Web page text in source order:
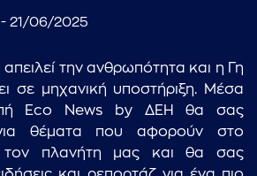
- 21/06/2025
απειλεί την ανθρωπότητα και η Γη
σε μηχανική υποστήριξη. Μέσα
Eco News by ΔΕΗ θα σας
θέματα που αφορούν στο
τον πλανήτη μας και θα σας